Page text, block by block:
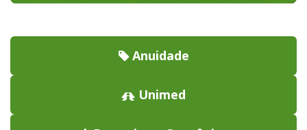
Anuidade